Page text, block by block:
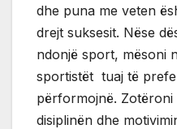
dhe puna me veten
drejt suksesit. Nëse
ndonjë sport, mësoni
sportistët tuaj të
përformojnë.
disiplinën dhe